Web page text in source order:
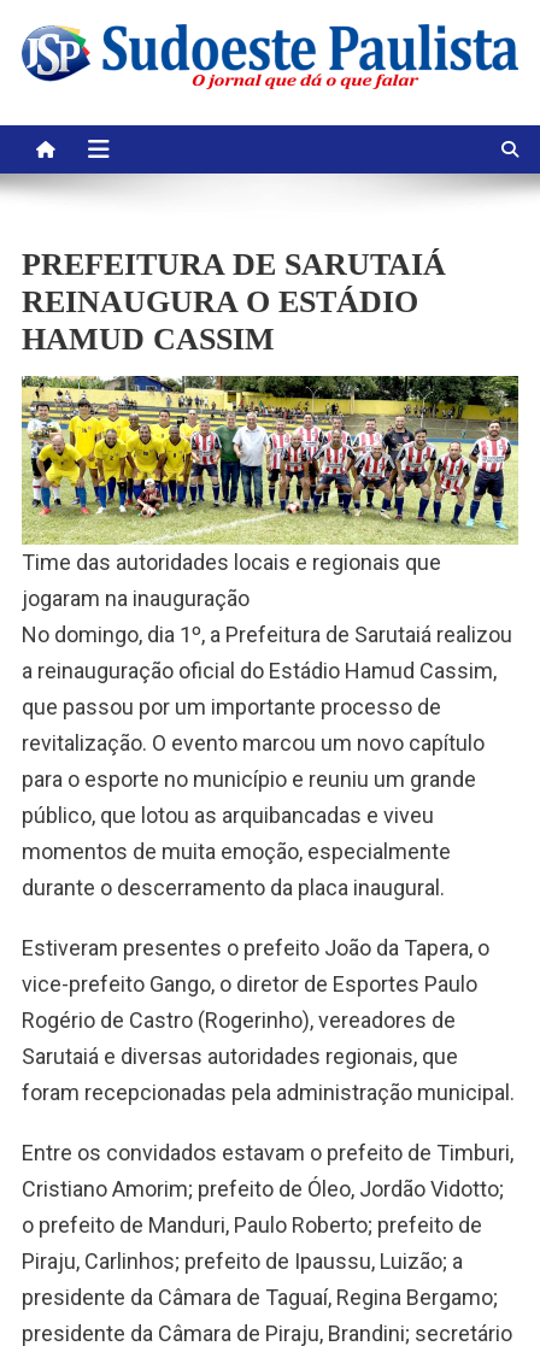
content
PREFEITURA DE SARUTAIÁ
REINAUGURA O ESTÁDIO
HAMUD CASSIM
Time das autoridades locais e regionais que
jogaram na inauguração
No domingo, dia 1º, a Prefeitura de Sarutaiá realizou
a reinauguração oficial do Estádio Hamud Cassim,
que passou por um importante processo de
revitalização. O evento marcou um novo capítulo
para o esporte no município e reuniu um grande
público, que lotou as arquibancadas e viveu
momentos de muita emoção, especialmente
durante o descerramento da placa inaugural.
Estiveram presentes o prefeito João da Tapera, o
vice-prefeito Gango, o diretor de Esportes Paulo
Rogério de Castro (Rogerinho), vereadores de
Sarutaiá e diversas autoridades regionais, que
foram recepcionadas pela administração municipal.
Entre os convidados estavam o prefeito de Timburi,
Cristiano Amorim; prefeito de Óleo, Jordão Vidotto;
o prefeito de Manduri, Paulo Roberto; prefeito de
Piraju, Carlinhos; prefeito de Ipaussu, Luizão; a
presidente da Câmara de Taguaí, Regina Bergamo;
presidente da Câmara de Piraju, Brandini; secretário